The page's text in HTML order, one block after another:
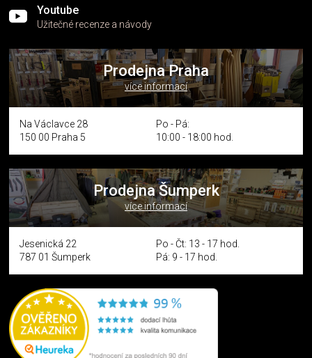
Youtube
Užitečné recenze a návody
Prodejna Praha
více informací
Na Václavce 28
150 00 Praha 5
Po - Pá:
10:00 - 18:00 hod.
Prodejna Šumperk
více informací
Jesenická 22
787 01 Šumperk
Po - Čt: 13 - 17 hod.
Pá: 9 - 17 hod.